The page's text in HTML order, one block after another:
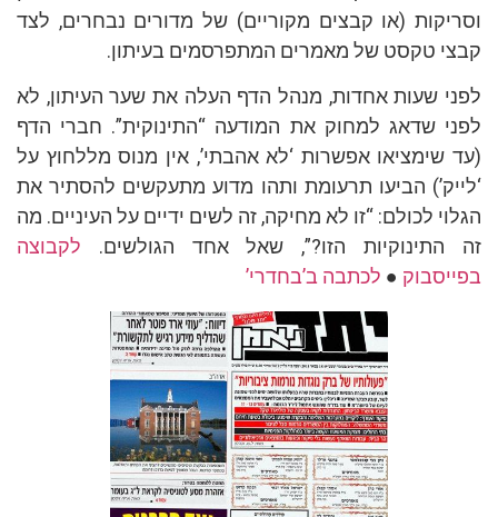
וסריקות (או קבצים מקוריים) של מדורים נבחרים, לצד
קבצי טקסט של מאמרים המתפרסמים בעיתון.
לפני שעות אחדות, מנהל הדף העלה את שער העיתון, לא
לפני שדאג למחוק את המודעה “התינוקית”. חברי הדף
(עד שימציאו אפשרות ‘לא אהבתי’, אין מנוס מללחוץ על
‘לייק’) הביעו תרעומת ותהו מדוע מתעקשים להסתיר את
הגלוי לכולם: “זו לא מחיקה, זה לשים ידיים על העיניים. מה
זה התינוקיות הזו?”, שאל אחד הגולשים. לקבוצה
בפייסבוק ● לכתבה ב’בחדרי’